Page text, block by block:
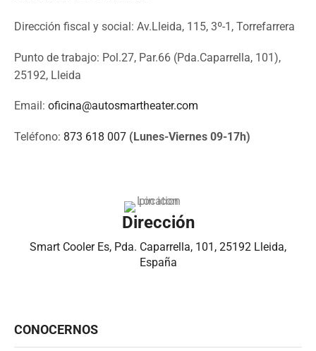
Dirección fiscal y social: Av.Lleida, 115, 3º-1, Torrefarrera
Punto de trabajo: Pol.27, Par.66 (Pda.Caparrella, 101),
25192, Lleida
Email: oficina@autosmartheater.com
Teléfono: 873 618 007 (Lunes-Viernes 09-17h)
Dirección
Smart Cooler Es, Pda. Caparrella, 101, 25192 Lleida,
España
CONOCERNOS